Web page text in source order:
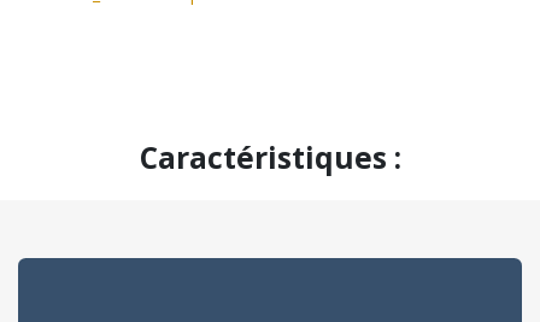
​Caractéristiques :